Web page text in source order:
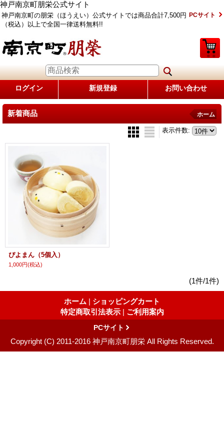
神戸南京町朋栄公式サイト
神戸南京町の朋栄（ほうえい）公式サイトでは商品合計7,500円
（税込）以上で全国一律送料無料!!
PCサイト
ログイン 新規登録 お問い合わせ
新着商品 ホーム
表示件数:
ぴよまん（5個入）
1,000円(税込)
(1件/1件)
ホーム | ショッピングカート
特定商取引法表示 | ご利用案内
PCサイト
Copyright (C) 2011-2016 神戸南京町朋栄 All Rights Reserved.